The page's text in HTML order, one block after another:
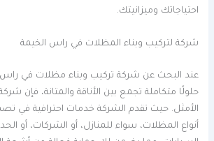
احتياجاتك وميزانيتك.
شركة لتركيب وبناء المظلات في راس الخيمة
عند البحث عن شركة تركيب وبناء مظلات في راس
حلولًا متكاملة تجمع بين الأناقة والمتانة، فإن
الأمثل. حيث تقدم الشركة خدمات احترافية في
أنواع المظلات، سواء للمنازل، أو الشركات، أو